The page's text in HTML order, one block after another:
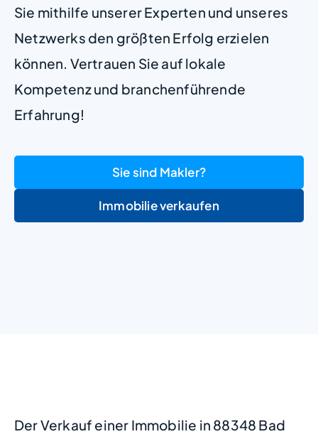
Sie mithilfe unserer Experten und unseres
Netzwerks den größten Erfolg erzielen
können. Vertrauen Sie auf lokale
Kompetenz und branchenführende
Erfahrung!
Sie sind Makler?
Immobilie verkaufen
Der Verkauf einer Immobilie in 88348 Bad